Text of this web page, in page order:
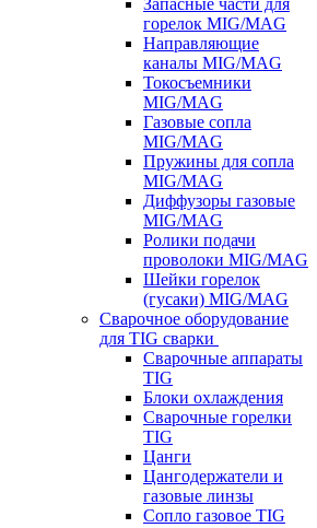
Запасные части для
горелок MIG/MAG
Направляющие
каналы MIG/MAG
Токосъемники
MIG/MAG
Газовые сопла
MIG/MAG
Пружины для сопла
MIG/MAG
Диффузоры газовые
MIG/MAG
Ролики подачи
проволоки MIG/MAG
Шейки горелок
(гусаки) MIG/MAG
Сварочное оборудование
для TIG сварки
Сварочные аппараты
TIG
Блоки охлаждения
Сварочные горелки
TIG
Цанги
Цангодержатели и
газовые линзы
Сопло газовое TIG